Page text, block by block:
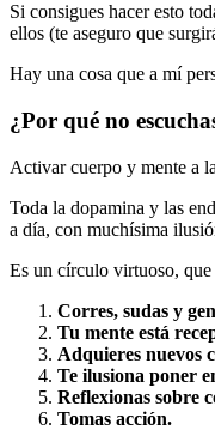
Si consigues hacer esto
ellos (te aseguro que
Hay una cosa que a mí
¿Por qué no
Activar cuerpo y mente a
Toda la dopamina y las
a día, con muchísima
Es un círculo virtuoso, que
Corres, sudas y
Tu mente está
Adquieres nuevos
Te ilusiona poner
Reflexionas sobre
Tomas acción.